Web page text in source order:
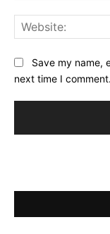
Save my name,
next time I comment.